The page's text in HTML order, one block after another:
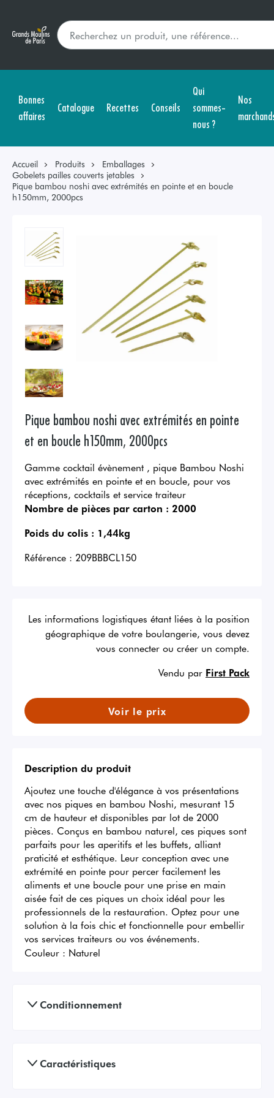
Bonnes
affaires
Catalogue Recettes Conseils
Qui
sommes-
nous ?
Nos
Accueil Produits
Emballages
Gobelets pailles couverts jetables
Pique bambou noshi avec extrémités en pointe et en boucle
h150mm, 2000pcs
Pique bambou noshi avec extrémités en pointe
et en boucle h150mm, 2000pcs
Gamme cocktail évènement , pique Bambou Noshi
avec extrémités en pointe et en boucle, pour vos
réceptions, cocktails et service traiteur
Nombre de pièces par carton : 2000
Poids du colis : 1,44kg
Référence : 209BBBCL150
Les informations logistiques étant liées à la position
géographique de votre boulangerie, vous devez
vous connecter ou créer un compte.
Vendu par First Pack
Voir le prix
Description du produit
Ajoutez une touche d'élégance à vos présentations
avec nos piques en bambou Noshi, mesurant 15
cm de hauteur et disponibles par lot de 2000
pièces. Conçus en bambou naturel, ces piques sont
parfaits pour les aperitifs et les buffets, alliant
praticité et esthétique. Leur conception avec une
extrémité en pointe pour percer facilement les
aliments et une boucle pour une prise en main
aisée fait de ces piques un choix idéal pour les
professionnels de la restauration. Optez pour une
solution à la fois chic et fonctionnelle pour embellir
vos services traiteurs ou vos événements.
Couleur : Naturel
Conditionnement
Caractéristiques